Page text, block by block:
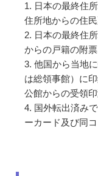
日本の最終住
住所地からの住
日本の最終住
からの戸籍の附票
他国から当地
は総領事館）に
公館からの受領
国外転出済み
ーカード及び同コ